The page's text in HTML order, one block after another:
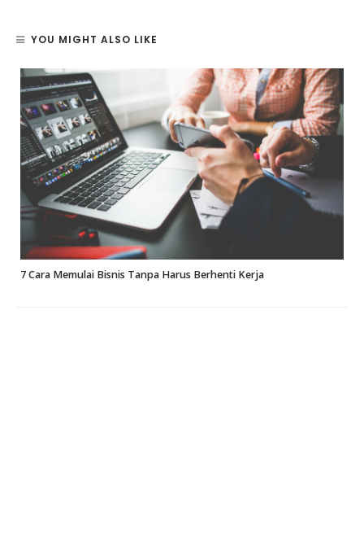
YOU MIGHT ALSO LIKE
7 Cara Memulai Bisnis Tanpa Harus Berhenti Kerja